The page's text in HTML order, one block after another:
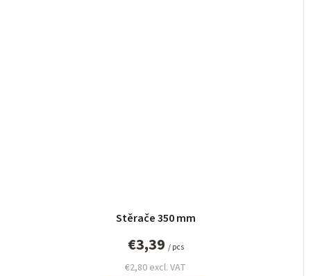
Stěrače 350 mm
€2,80 excl. VAT
€3,39 / pcs